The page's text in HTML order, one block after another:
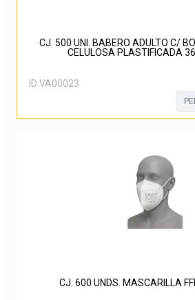
CJ. 500 UNI. BABERO ADULTO C/
CELULOSA PLASTIFICADA
ID:VA00023
CJ. 600 UNDS. MASCARILLA